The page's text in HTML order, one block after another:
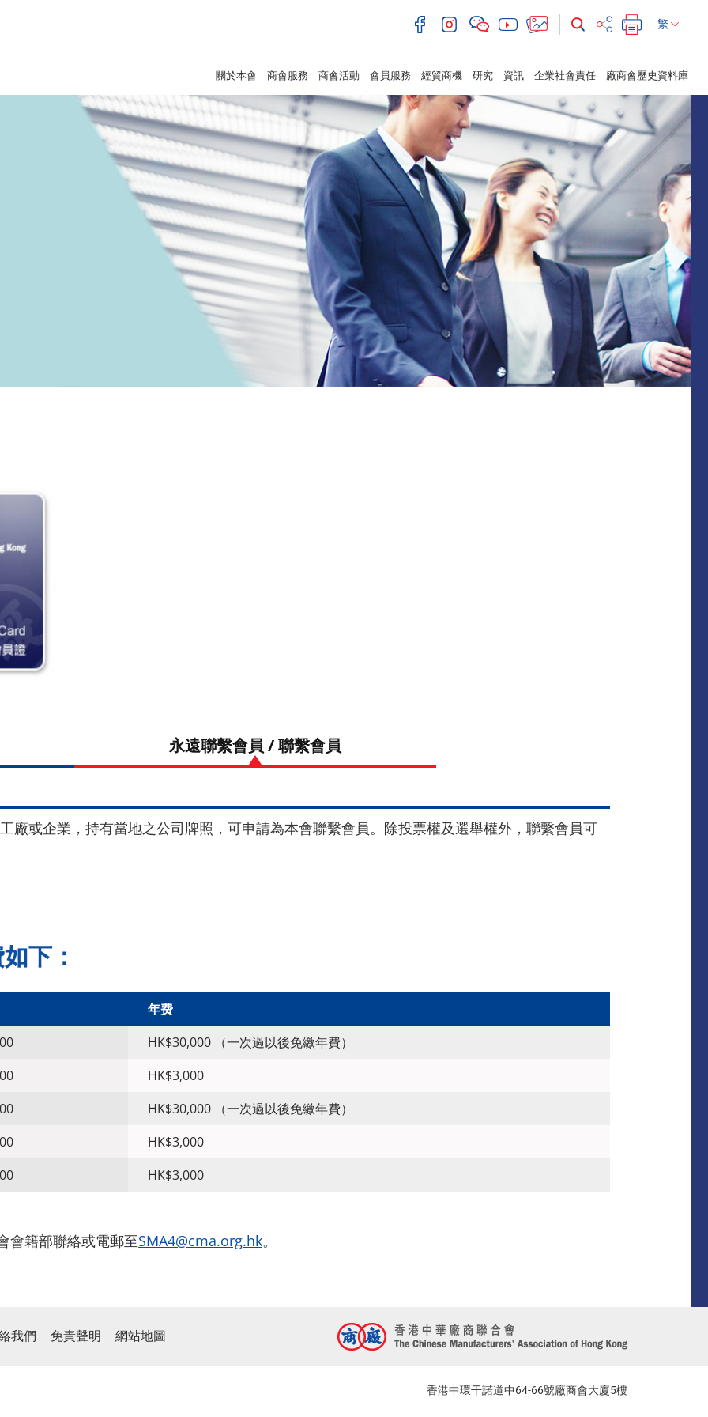
繁
關於本會 商會服務 商會活動 會員服務 經貿商機 研究 資訊 企業社會責任 廠商會歷史資料庫
永遠聯繫會員 / 聯繫會員
廠或企業，持有當地之公司牌照，可申請為本會聯繫會員。除投票權及選舉權外，聯繫會員可
下：
年费
HK$30,000 （一次過以後免繳年費）
HK$3,000
HK$30,000 （一次過以後免繳年費）
HK$3,000
HK$3,000
會籍部聯絡或電郵至SMA4@cma.org.hk。
我們 免責聲明 網站地圖
香港中環干諾道中64-66號廠商會大廈5樓